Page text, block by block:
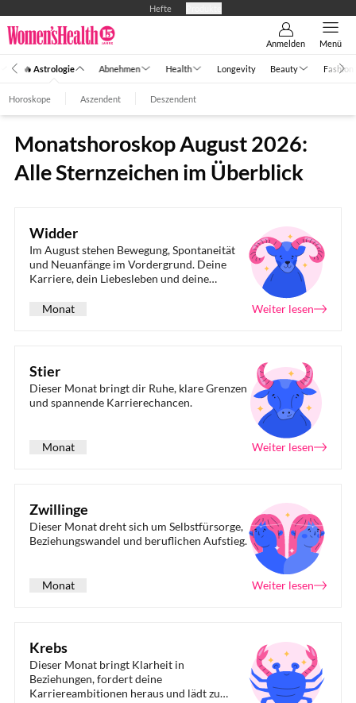
Hefte
Anmelden Menü
🔥 Astrologie Abnehmen Health Longevity Beauty Fashion
Horoskope Aszendent Deszendent
Monatshoroskop August 2026:
Alle Sternzeichen im Überblick
Widder
Im August stehen Bewegung, Spontaneität
und Neuanfänge im Vordergrund. Deine
Karriere, dein Liebesleben und deine
beeinflusst.
Monat Weiter lesen
Stier
Dieser Monat bringt dir Ruhe, klare Grenzen
und spannende Karrierechancen.
Monat Weiter lesen
Zwillinge
Dieser Monat dreht sich um Selbstfürsorge,
Beziehungswandel und beruflichen Aufstieg.
Monat Weiter lesen
Krebs
Dieser Monat bringt Klarheit in
Beziehungen, fordert deine
Karriereambitionen heraus und lädt zu